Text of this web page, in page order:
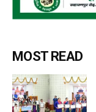
MOST READ